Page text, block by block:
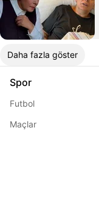
Daha fazla göster
Spor
Futbol
Maçlar